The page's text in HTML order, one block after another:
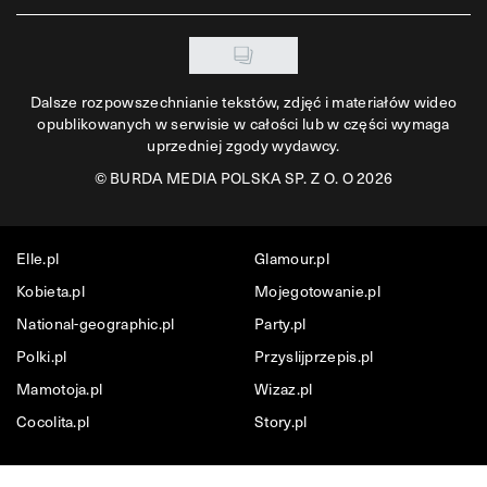
Dalsze rozpowszechnianie tekstów, zdjęć i materiałów wideo
opublikowanych w serwisie w całości lub w części wymaga
uprzedniej zgody wydawcy.
©BURDA MEDIA POLSKA SP. Z O. O 2026
Elle.pl
Glamour.pl
Kobieta.pl
Mojegotowanie.pl
National-geographic.pl
Party.pl
Polki.pl
Przyslijprzepis.pl
Mamotoja.pl
Wizaz.pl
Cocolita.pl
Story.pl